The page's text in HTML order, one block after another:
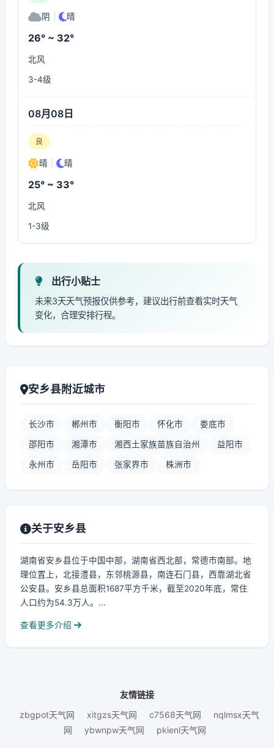
阴 晴
26° ~ 32°
北风
3-4级
08月08日
良
晴 晴
25° ~ 33°
北风
1-3级
出行小贴士
未来3天天气预报仅供参考，建议出行前查看实时天气
变化，合理安排行程。
安乡县附近城市
长沙市 郴州市 衡阳市 怀化市 娄底市
邵阳市 湘潭市 湘西土家族苗族自治州 益阳市
永州市 岳阳市 张家界市 株洲市
关于安乡县
湖南省安乡县位于中国中部，湖南省西北部，常德市南部。地
理位置上，北接澧县，东邻桃源县，南连石门县，西靠湖北省
公安县。安乡县总面积1687平方千米，截至2020年底，常住
人口约为54.3万人。...
查看更多介绍
友情链接
zbgpot天气网
xitgzs天气网 c7568天气网
nqlmsx天气
网
ybwnpw天气网 pkienl天气网